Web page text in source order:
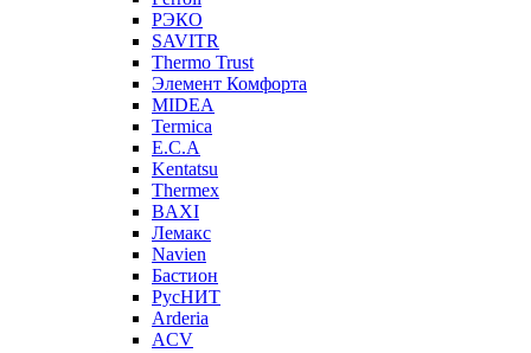
РЭКО
SAVITR
Thermo Trust
Элемент Комфорта
MIDEA
Termica
E.C.A
Kentatsu
Thermex
BAXI
Лемакс
Navien
Бастион
РусНИТ
Arderia
ACV